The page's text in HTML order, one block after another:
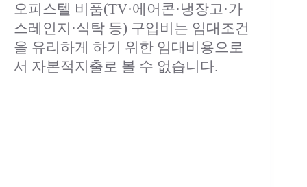
오피스텔 비품(TV·에어콘·냉장고·가
스레인지·식탁 등) 구입비는 임대조건
을 유리하게 하기 위한 임대비용으로
서 자본적지출로 볼 수 없습니다.